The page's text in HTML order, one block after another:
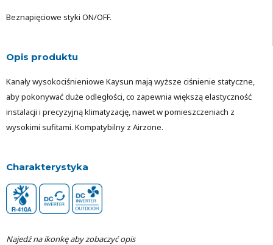
Beznapięciowe styki ON/OFF.
Opis produktu
Kanały wysokociśnieniowe Kaysun mają wyższe ciśnienie statyczne,
aby pokonywać duże odległości, co zapewnia większą elastyczność
instalacji i precyzyjną klimatyzację, nawet w pomieszczeniach z
wysokimi sufitami. Kompatybilny z Airzone.
Charakterystyka
Najedź na ikonkę aby zobaczyć opis